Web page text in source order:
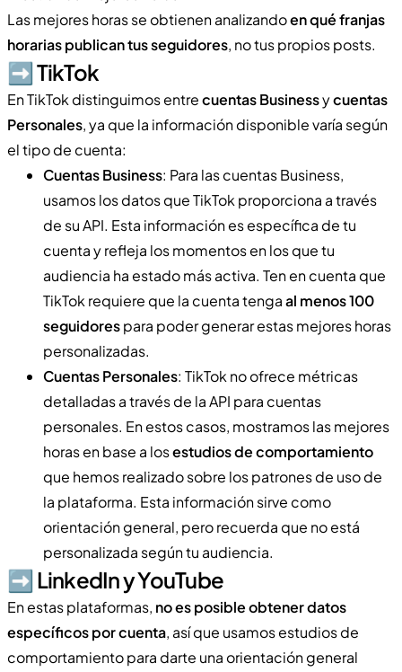
Las mejores horas se obtienen analizandoen qué franjas
horarias publican tus seguidores, no tus propios posts.
➡️​ TikTok
En TikTok distinguimos entrecuentas Businessycuentas
Personales, ya que la información disponible varía según
el tipo de cuenta:
Cuentas Business: Para las cuentas Business,
usamos los datos que TikTok proporciona a través
de su API. Esta información es específica de tu
cuenta y refleja los momentos en los que tu
audiencia ha estado más activa. Ten en cuenta que
TikTok requiere que la cuenta tengaal menos 100
seguidorespara poder generar estas mejores horas
personalizadas.
Cuentas Personales: TikTok no ofrece métricas
detalladas a través de la API para cuentas
personales. En estos casos, mostramos las mejores
horas en base a losestudios de comportamiento
que hemos realizado sobre los patrones de uso de
la plataforma. Esta información sirve como
orientación general, pero recuerda que no está
personalizada según tu audiencia.
➡️​ LinkedIn y YouTube
En estas plataformas, no es posible obtener datos
específicos por cuenta, así que usamos estudios de
comportamiento para darte una orientación general